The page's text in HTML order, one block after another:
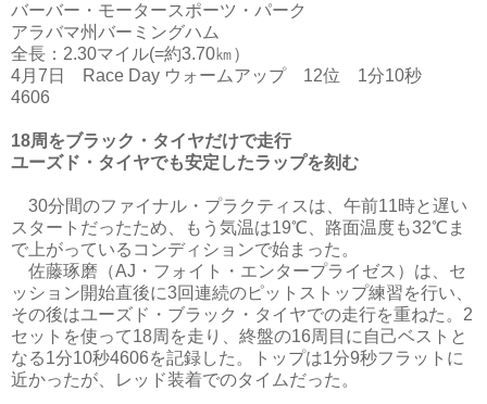
バーバー・モータースポーツ・パーク
アラバマ州バーミングハム
全長：2.30マイル(=約3.70㎞）
4月7日 Race Day ウォームアップ 12位 1分10秒
4606
18周をブラック・タイヤだけで走行
ユーズド・タイヤでも安定したラップを刻む
30分間のファイナル・プラクティスは、午前11時と遅い
スタートだったため、もう気温は19℃、路面温度も32℃ま
で上がっているコンディションで始まった。
佐藤琢磨（AJ・フォイト・エンタープライゼス）は、セ
ッション開始直後に3回連続のピットストップ練習を行い、
その後はユーズド・ブラック・タイヤでの走行を重ねた。2
セットを使って18周を走り、終盤の16周目に自己ベストと
なる1分10秒4606を記録した。トップは1分9秒フラットに
近かったが、レッド装着でのタイムだった。